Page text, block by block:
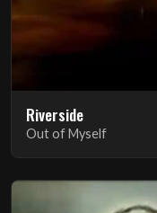
Riverside
Out of Myself